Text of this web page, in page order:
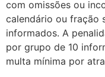
com omissões ou
calendário ou fração
informados. A
por grupo de 10
multa mínima por